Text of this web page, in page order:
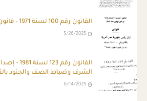
القانون رقم 100 لسنة 1971 - قانون المخابرات العامة
5/26/2025
ِالقانون
الشرف وضباط الصف والجنود
6/14/2025